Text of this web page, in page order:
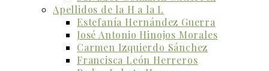
Apellidos de la H a la L
Estefanía Hernández Guerra
José Antonio Hinojos Morales
Carmen Izquierdo Sánchez
Francisca León Herreros